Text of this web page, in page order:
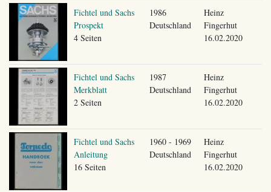
Fichtel und Sachs
Prospekt
4 Seiten
1986
Deutschland
Heinz
Fingerhut
16.02.2020
Fichtel und Sachs
Merkblatt
2 Seiten
1987
Deutschland
Heinz
Fingerhut
16.02.2020
Fichtel und Sachs
Anleitung
16 Seiten
1960 - 1969
Deutschland
Heinz
Fingerhut
16.02.2020